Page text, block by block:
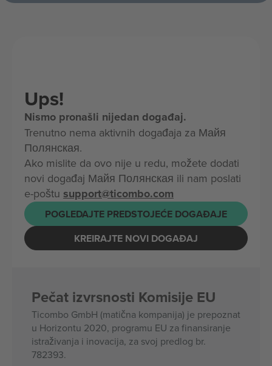
Ups!
Nismo pronašli nijedan događaj.
Trenutno nema aktivnih događaja za Майя
Полянская.
Ako mislite da ovo nije u redu, možete dodati
novi događaj Майя Полянская ili nam poslati
e-poštu support@ticombo.com
POGLEDAJTE PREDSTOJEĆE DOGAĐAJE
KREIRAJTE NOVI DOGAĐAJ
Pečat izvrsnosti Komisije EU
Ticombo GmbH (matična kompanija) je prepoznat
u Horizontu 2020, programu EU za finansiranje
istraživanja i inovacija, za svoj predlog br.
782393.